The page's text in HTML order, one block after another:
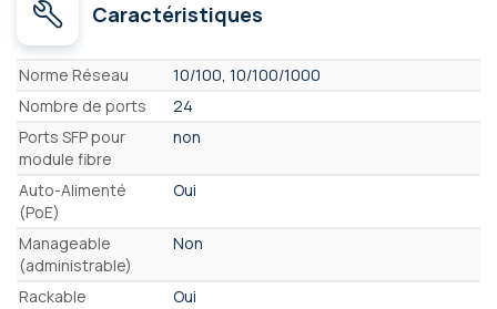
Caractéristiques
Caractéristiques
Norme Réseau
10/100, 10/100/1000
Nombre de ports
24
Ports SFP pour
module fibre
non
Auto-Alimenté
(PoE)
Oui
Manageable
(administrable)
Non
Rackable
Oui